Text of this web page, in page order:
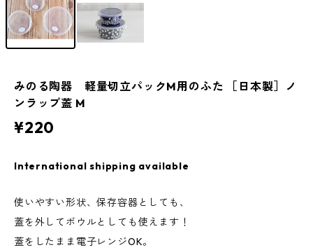
みのる陶器 軽量切立パックM用のふた ［日本製］ノ
ンラップ蓋 M
¥220
International shipping available
使いやすい形状、保存容器としても、
蓋を外してボウルとしても使えます！
蓋をしたまま電子レンジOK。